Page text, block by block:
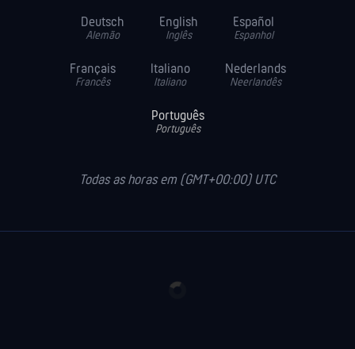
Deutsch
Alemão
English
Inglês
Español
Espanhol
Français
Francês
Italiano
Italiano
Nederlands
Neerlandês
Português
Português
Todas as horas em (GMT+00:00) UTC